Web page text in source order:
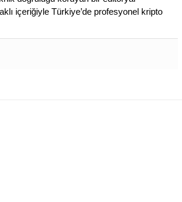
içeriğiyle Türkiye’de profesyonel kripto